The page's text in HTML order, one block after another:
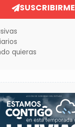
SUSCRIBIRME
quieras